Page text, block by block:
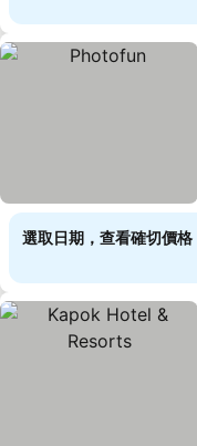
選取日期，查看確切價格